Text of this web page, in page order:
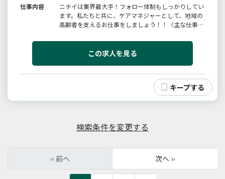
仕事内容
ニチイは業界最大手！フォロー体制もしっかりしてい
ます。私たちと共に、ケアマネジャーとして、地域の
高齢者を支えるお仕事をしましょう！！〈主な仕事内
境・ご家族の状況等を伺った上で、お客様が在宅で介
護サービスを受ける為に必要なケアプランを作成しま
この求人を見る
検索条件を変更する
‹‹ 前へ 次へ ››